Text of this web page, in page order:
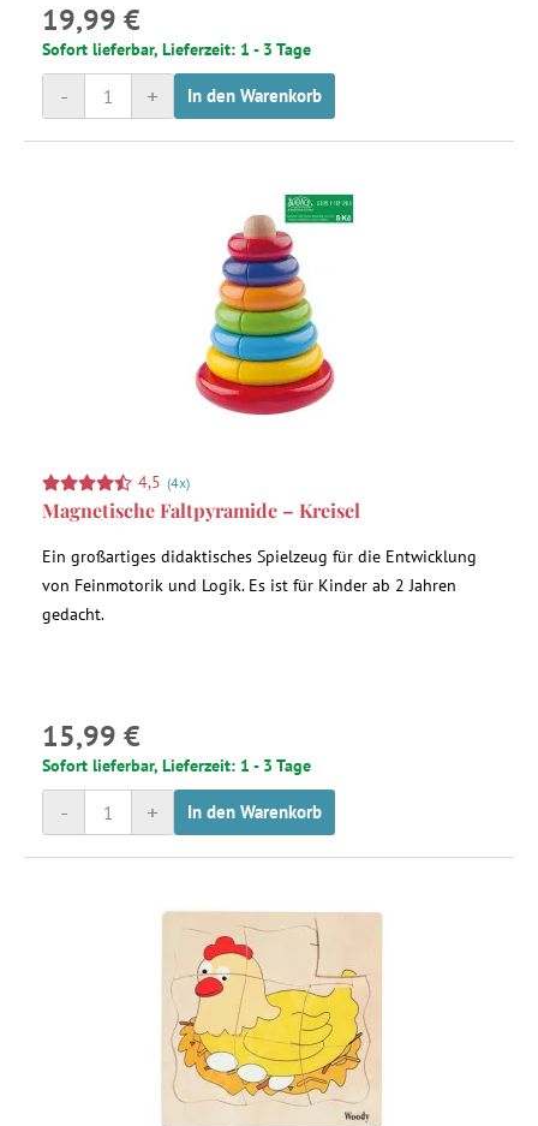
19,99 €
Sofort lieferbar, Lieferzeit: 1 - 3 Tage
+
- In den Warenkorb
4,5 (4x)
Magnetische Faltpyramide – Kreisel
Ein großartiges didaktisches Spielzeug für die Entwicklung
von Feinmotorik und Logik. Es ist für Kinder ab 2 Jahren
gedacht.
15,99 €
Sofort lieferbar, Lieferzeit: 1 - 3 Tage
+
- In den Warenkorb